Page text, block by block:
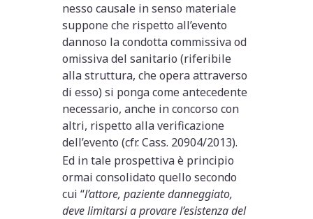
nesso causale in senso materiale
suppone che rispetto all’evento
dannoso la condotta commissiva od
omissiva del sanitario (riferibile
alla struttura, che opera attraverso
di esso) si ponga come antecedente
necessario, anche in concorso con
altri, rispetto alla verificazione
dell’evento (cfr. Cass. 20904/2013).
Ed in tale prospettiva è principio
ormai consolidato quello secondo
cui “l’attore, paziente danneggiato,
deve limitarsi a provare l’esistenza del